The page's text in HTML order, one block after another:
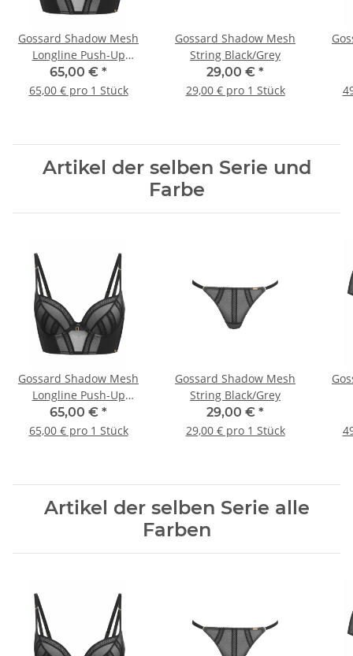
Gossard Shadow Mesh
Longline Push-Up
Black/Grey
65,00 € *
65,00 € pro 1 Stück
Gossard Shadow Mesh
String Black/Grey
29,00 € *
29,00 € pro 1 Stück
Artikel der selben Serie und
Farbe
Gossard Shadow Mesh
Longline Push-Up
Black/Grey
65,00 € *
65,00 € pro 1 Stück
Gossard Shadow Mesh
String Black/Grey
29,00 € *
29,00 € pro 1 Stück
Artikel der selben Serie alle
Farben